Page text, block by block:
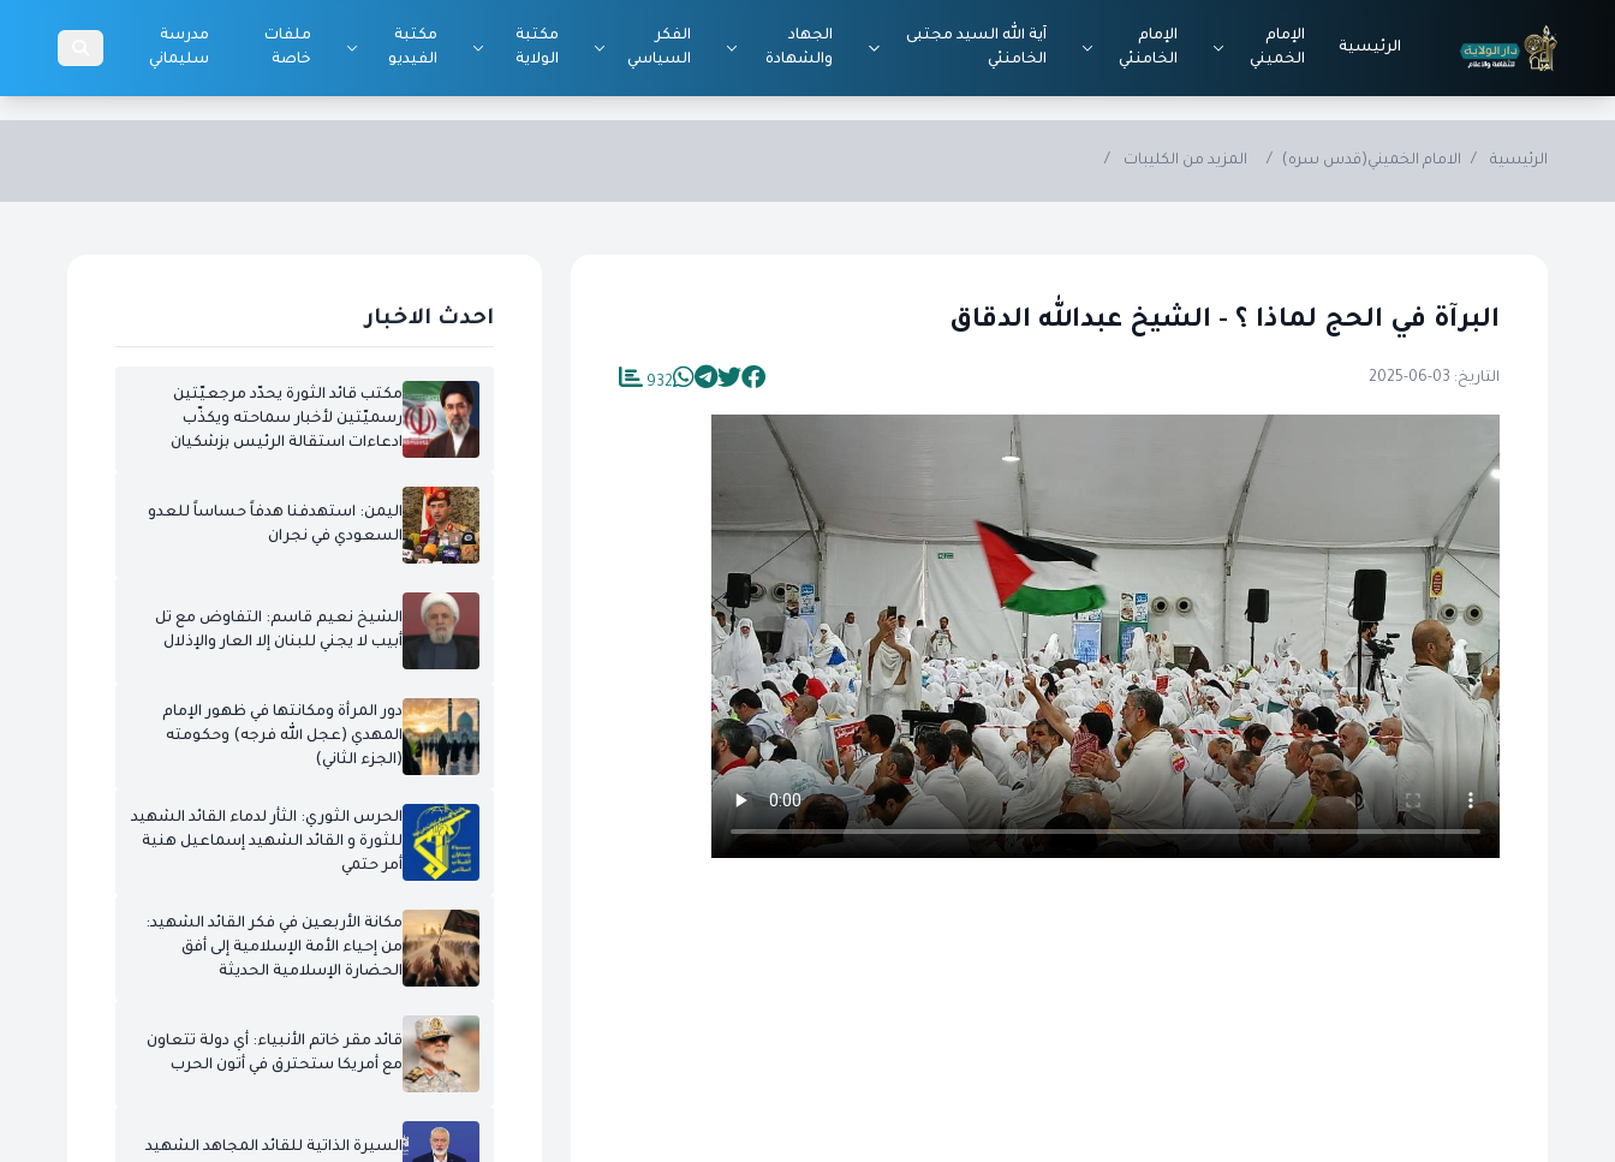
الرئيسية
الإمام
الخميني
الإمام
الخامنئي
آية الله السيد مجتبى
الخامنئي
الجهاد
والشهادة
الفكر
السياسي
مكتبة
الولاية
مكتبة
الفيديو
ملفات
خاصة
مدرسة
سليماني
الرئيسية / الامام الخميني(قدس سره) / المزيد من الكليبات /
البرآة في الحج لماذا ؟ - الشيخ عبدالله الدقاق
التاريخ: 03-06-2025 932
احدث الاخبار
مكتب قائد الثورة يحدّد مرجعيّتين
رسميّتين لأخبار سماحته ويكذّب
ادعاءات استقالة الرئيس بزشكيان
اليمن: استهدفنا هدفاً حساساً للعدو
السعودي في نجران
الشيخ نعيم قاسم: التفاوض مع تل
أبيب لا يجني للبنان إلا العار والإذلال
دور المرأة ومكانتها في ظهور الإمام
المهدي (عجل الله فرجه) وحكومته
(الجزء الثاني)
الحرس الثوري: الثأر لدماء القائد الشهيد
للثورة و القائد الشهيد إسماعيل هنية
أمر حتمي
مكانة الأربعين في فكر القائد الشهيد:
من إحياء الأمة الإسلامية إلى أفق
الحضارة الإسلامية الحديثة
قائد مقر خاتم الأنبياء: أي دولة تتعاون
مع أمريكا ستحترق في أتون الحرب
السيرة الذاتية للقائد المجاهد الشهيد